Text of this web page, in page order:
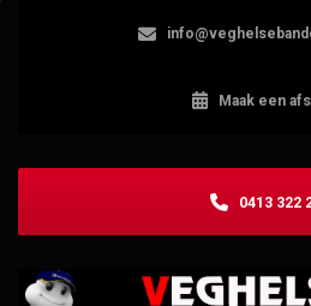
Maak een
0413 322